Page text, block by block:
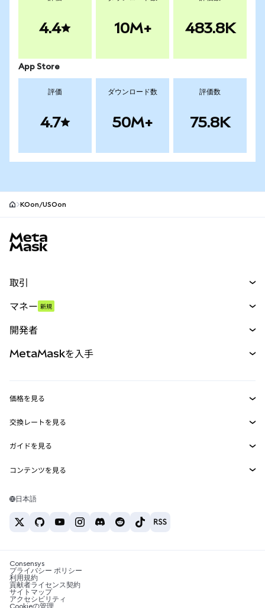
4.4 10M+ 483.8K
App Store
評価
4.7
ダウンロード数
50M+
評価数
75.8K
KOon/USOon
取引
パーペチュアル
RWA
マネー 新規
開発者
MetaMask Connect
Snaps
Web3サービス
MetaMaskを入手
セキュリティ
サポート
キャリア
お問い合わせ
価格を見る
イーサリアムの価格
Solanaの価格
Tetherの価格
交換レートを見る
ETH→USD
USDT→INR
BTC→INR
ETH→USDT
ガイドを見る
ETHの購入
USDTの購入
SHIBの購入
BNBの購入
コンテンツを見る
Solanaウォレット
税制関連ニュース
暗号資産の購入方法は？
ビットコインを売るには？
日本語
Consensys
プライバシー ポリシー
利用規約
貢献者ライセンス契約
サイトマップ
アクセシビリティ
Cookieの管理